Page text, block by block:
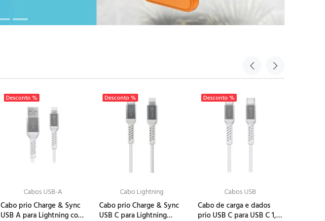
Desconto %
Cabos USB-A
Cabo prio Charge & Sync
USB A para Lightning com
Desconto %
Cabo Lightning
Cabo prio Charge & Sync
USB C para Lightning
Desconto %
Cabos USB
Cabo de carga e dados
prio USB C para USB C 1,2